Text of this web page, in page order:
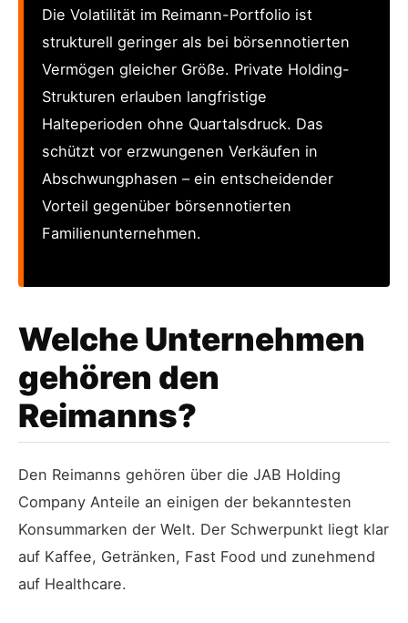
Die Volatilität im Reimann-Portfolio ist
strukturell geringer als bei börsennotierten
Vermögen gleicher Größe. Private Holding-
Strukturen erlauben langfristige
Halteperioden ohne Quartalsdruck. Das
schützt vor erzwungenen Verkäufen in
Abschwungphasen – ein entscheidender
Vorteil gegenüber börsennotierten
Familienunternehmen.
Welche Unternehmen
gehören den
Reimanns?
Den Reimanns gehören über die JAB Holding
Company Anteile an einigen der bekanntesten
Konsummarken der Welt. Der Schwerpunkt liegt klar
auf Kaffee, Getränken, Fast Food und zunehmend
auf Healthcare.